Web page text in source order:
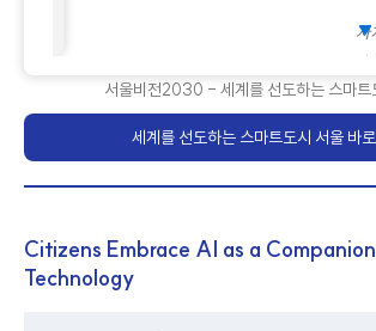
자
서울비전2030 - 세계를 선도하는 스마트
세계를 선도하는 스마트도시 서울 바
Citizens Embrace AI as a
Technology